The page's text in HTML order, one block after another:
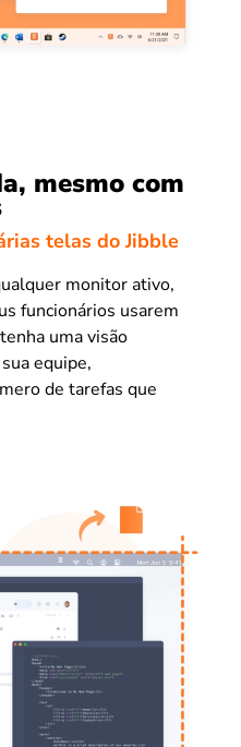
mesmo com
telas do Jibble
monitor ativo,
funcionários usarem
uma visão
equipe,
de tarefas que